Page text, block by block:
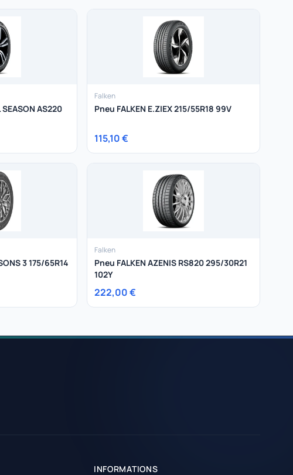
SEASON AS220
Falken
Pneu FALKEN E.ZIEX 215/55R18 99V
115,10 €
3 175/65R14
Falken
Pneu FALKEN AZENIS RS820 295/30R21
102Y
222,00 €
INFORMATIONS